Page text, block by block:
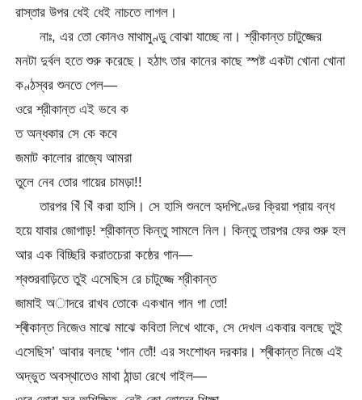
রাস্তার উপর ধেই ধেই নাচতে লাগল।
নাঃ, এর তো কোনও মাথামুণ্ডু বোঝা যাচ্ছে না। শ্রীকান্ত চাটুজ্জের
মনটা দুর্বল হতে শুরু করেছে। হঠাৎ তার কানের কাছে স্পষ্ট একটা খোনা খোনা
কণ্ঠস্বর শুনতে পেল—
ওরে শ্রীকান্ত এই ভবে ক
ত অন্ধকার সে কে কবে
জমাট কালোর রাজ্যে আমরা
তুলে নেব তোর গায়ের চামড়া!!
তারপর খিঁ খিঁ করা হাসি। সে হাসি শুনলে হৃদপিণ্ডের ক্রিয়া প্রায় বন্ধ
হয়ে যাবার জোগাড়! শ্রীকান্ত কিন্তু সামলে নিল। কিন্তু তারপর ফের শুরু হল
আর এক বিচ্ছিরি করাতচেরা কষ্ঠের গান—
শ্বশুরবাড়িতে তুই এসেছিস রে চাটুজ্জে শ্রীকান্ত
জামাই অাদরে রাখব তোকে একখান গান গা তো!
শ্ৰীকান্ত নিজেও মাঝে মাঝে কবিতা লিখে থাকে, সে দেখল একবার বলছে তুই
এসেছিস’ আবার বলছে ‘গান তোঁ! এর সংশোধন দরকার। শ্ৰীকান্ত নিজে এই
অদ্ভুত অবস্থাতেও মাথা ঠান্ডা রেখে গাইল—